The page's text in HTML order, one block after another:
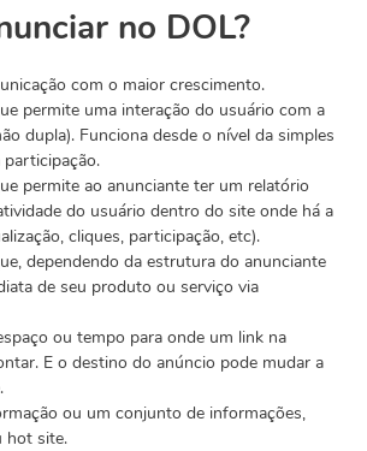
no DOL?
com o maior crescimento.
permite uma interação do usuário com a
dupla). Funciona desde o nível da simples
permite ao anunciante ter um relatório
do usuário dentro do site onde há a
cliques, participação, etc).
dependendo da estrutura do anunciante
de seu produto ou serviço via
ou tempo para onde um link na
E o destino do anúncio pode mudar a
ou um conjunto de informações,
hot site.